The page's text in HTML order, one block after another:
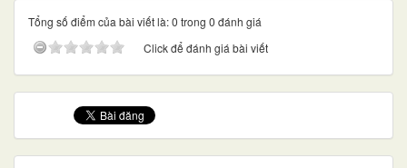
Tổng số điểm của bài viết là: 0 trong 0 đánh giá
Click để đánh giá bài viết